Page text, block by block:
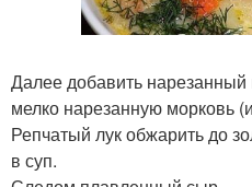
Далее добавить нарезанный
мелко нарезанную морковь
Репчатый лук обжарить до
в суп.